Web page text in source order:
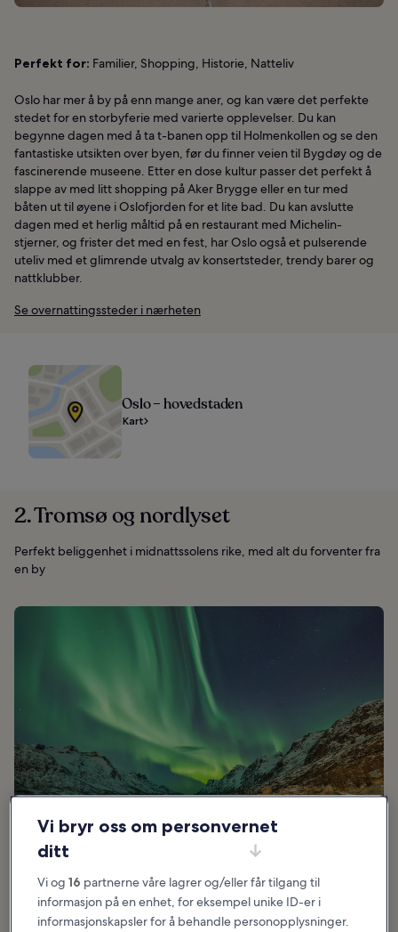
Perfekt for: Familier, Shopping, Historie, Natteliv
Oslo har mer å by på enn mange aner, og kan være det perfekte
stedet for en storbyferie med varierte opplevelser. Du kan
begynne dagen med å ta t-banen opp til Holmenkollen og se den
fantastiske utsikten over byen, før du finner veien til Bygdøy og de
fascinerende museene. Etter en dose kultur passer det perfekt å
slappe av med litt shopping på Aker Brygge eller en tur med
båten ut til øyene i Oslofjorden for et lite bad. Du kan avslutte
dagen med et herlig måltid på en restaurant med Michelin-
stjerner, og frister det med en fest, har Oslo også et pulserende
uteliv med et glimrende utvalg av konsertsteder, trendy barer og
nattklubber.
Se overnattingssteder i nærheten
Oslo – hovedstaden
Kart
2. Tromsø og nordlyset
Perfekt beliggenhet i midnattssolens rike, med alt du forventer fra
en by
Perfekt for:Familier, Fotografering
Vi bryr oss om personvernet
ditt
Vi og 16 partnerne våre lagrer og/eller får tilgang til
informasjon på en enhet, for eksempel unike ID-er i
informasjonskapsler for å behandle personopplysninger.